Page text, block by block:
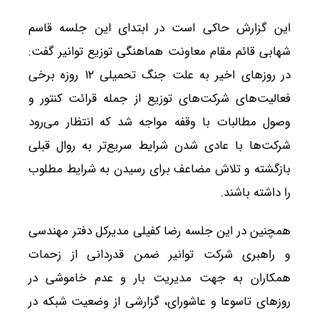
این گزارش حاکی است در ابتدای این جلسه قاسم
شهابی قائم مقام معاونت هماهنگی توزیع توانیر گفت:
در روزهای اخیر به علت جنگ تحمیلی ۱۲ روزه برخی
فعالیت‌های شرکت‌های توزیع از جمله قرائت کنتور و
وصول مطالبات با وقفه مواجه شد که انتظار می‌رود
شرکت‌ها با عادی شدن شرایط سریع‌تر به روال قبلی
بازگشته و تلاش مضاعف برای رسیدن به شرایط مطلوب
را داشته باشند.
همچنین در این جلسه رضا کفیلی مدیرکل دفتر مهندسی
و راهبری شرکت توانیر ضمن قدردانی از زحمات
همکاران به جهت مدیریت بار و عدم خاموشی در
روزهای تاسوعا و عاشورای، گزارشی از وضعیت شبکه در